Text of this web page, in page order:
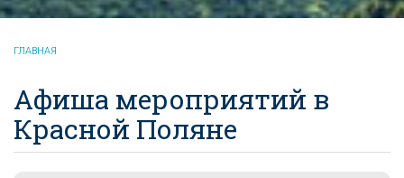
ГЛАВНАЯ
Афиша мероприятий в
Красной Поляне